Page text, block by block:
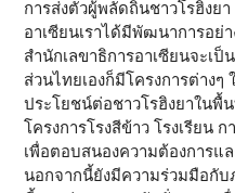
การส่งตัวผู้พลัดถิ่นชาวโรฮิงย
อาเซียนเราได้มีพัฒนาการอย่
สำนักเลขาธิการอาเซียนจะเ
ส่วนไทยเองก็มีโครงการต่าง
ประโยชน์ต่อชาวโรฮิงยาใน
โครงการโรงสีข้าว โรงเรียน
เพื่อตอบสนองความต้องการแ
นอกจากนี้ยังมีความร่วมมือกั